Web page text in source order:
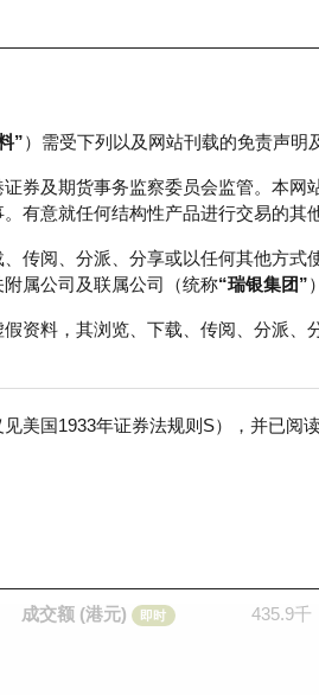
正股数据及市场统计 瑞银轮证教室
”）需受下列以及网站刊载的免责声明
券及期货事务监察委员会监管。本网
有意就任何结构性产品进行交易的其
传阅、分派、分享或以任何其他方
属公司及联属公司（统称“瑞银集团”
资料，其浏览、下载、传阅、分派
美国1933年证券法规则S），并已阅
成交额 (港元)
即时 435.9千